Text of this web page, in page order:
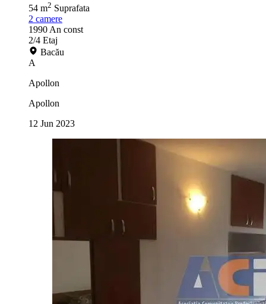
54 m2 Suprafata
2 camere
1990An const
2/4 Etaj
Bacău
A
Apollon
Apollon
12 Jun 2023